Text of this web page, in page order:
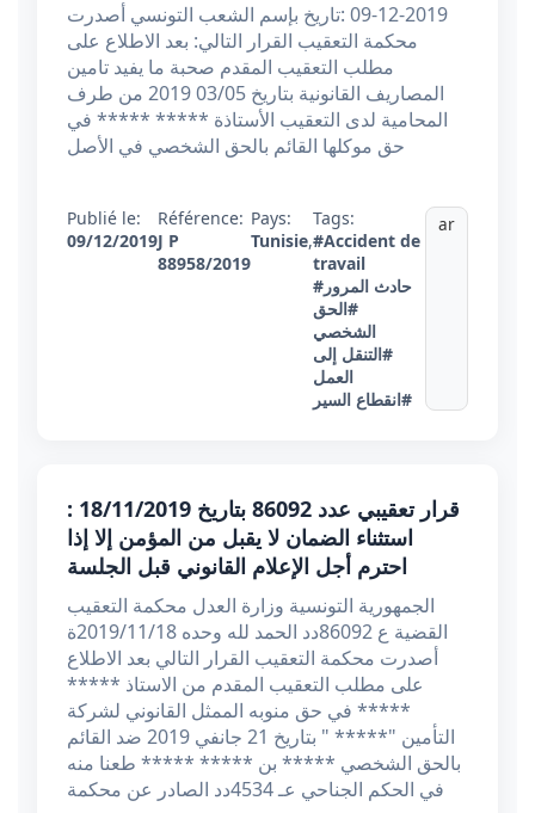
2019-12-09 :تاریخ بإسم الشعب التونسي أصدرت
محكمة التعقيب القرار التالي: بعد الاطلاع على
مطلب التعقيب المقدم صحبة ما يفيد تامين
المصاريف القانونية بتاريخ 03/05 2019 من طرف
المحامية لدى التعقيب الأستاذة ***** ***** في
حق موكلها القائم بالحق الشخصي في الأصل
Publié le:
09/12/2019
Référence:
J P
88958/2019
Pays:
Tunisie,
Tags:
#Accident de
travail
#حادث المرور
#الحق
الشخصي
#التنقل إلى
العمل
#انقطاع السير
ar
قرار تعقيبي عدد 86092 بتاريخ 18/11/2019 :
استثناء الضمان لا يقبل من المؤمن إلا إذا
احترم أجل الإعلام القانوني قبل الجلسة
الجمهورية التونسية وزارة العدل محكمة التعقيب
القضية ع 86092دد الحمد لله وحده 2019/11/18ة
أصدرت محكمة التعقيب القرار التالي بعد الاطلاع
على مطلب التعقيب المقدم من الاستاذ *****
***** في حق منوبه الممثل القانوني لشركة
التأمين "***** " بتاريخ 21 جانفي 2019 ضد القائم
بالحق الشخصي ***** بن ***** ***** طعنا منه
في الحكم الجناحي عـ 4534دد الصادر عن محكمة